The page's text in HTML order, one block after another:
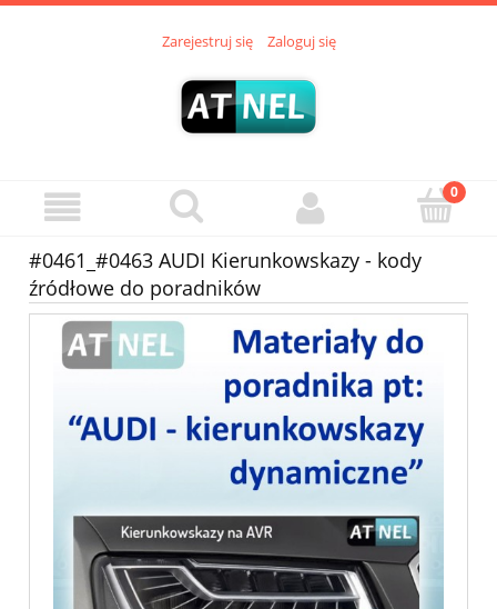
Zarejestruj się Zaloguj się
#0461_#0463 AUDI Kierunkowskazy - kody
źródłowe do poradników